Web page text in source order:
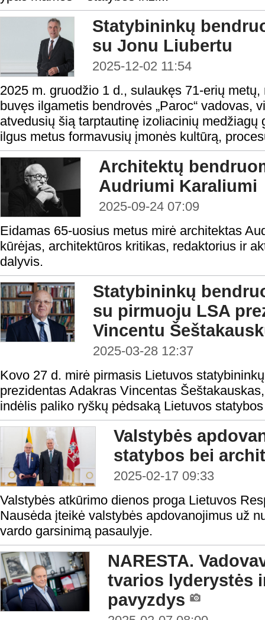
Statybininkų
su Jonu Liubertu
2025-12-02 11:54
2025 m. gruodžio 1 d., sulaukęs 71-erių
buvęs ilgametis bendrovės „Paroc“ vadovas,
atvedusių šią tarptautinę izoliacinių medžiagų
ilgus metus formavusių įmonės kultūrą,
Architektų
Audriumi Karaliumi
2025-09-24 07:09
Eidamas 65-uosius metus mirė architektas
kūrėjas, architektūros kritikas, redaktorius ir
dalyvis.
Statybininkų
su pirmuoju LSA
Vincentu
2025-03-28 12:37
Kovo 27 d. mirė pirmasis Lietuvos
prezidentas Adakras Vincentas
indėlis paliko ryškų pėdsaką Lietuvos
Valstybės
statybos bei
2025-02-17 09:33
Valstybės atkūrimo dienos proga Lietuvos
Nausėda įteikė valstybės apdovanojimus už
vardo garsinimą pasaulyje.
NARESTA.
tvarios lyderystės
pavyzdys